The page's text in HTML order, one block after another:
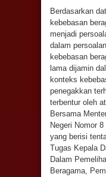
Berdasarkan
kebebasan
menjadi
dalam
kebebasan
lama dijamin
konteks
penegakkan
terbentur oleh
Bersama
Negeri Nomor
yang berisi
Tugas Kepala
Dalam
Beragama,